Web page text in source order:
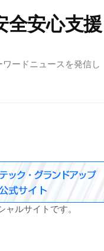
全安心支援
ードニュースを発信し
ャルサイトです。